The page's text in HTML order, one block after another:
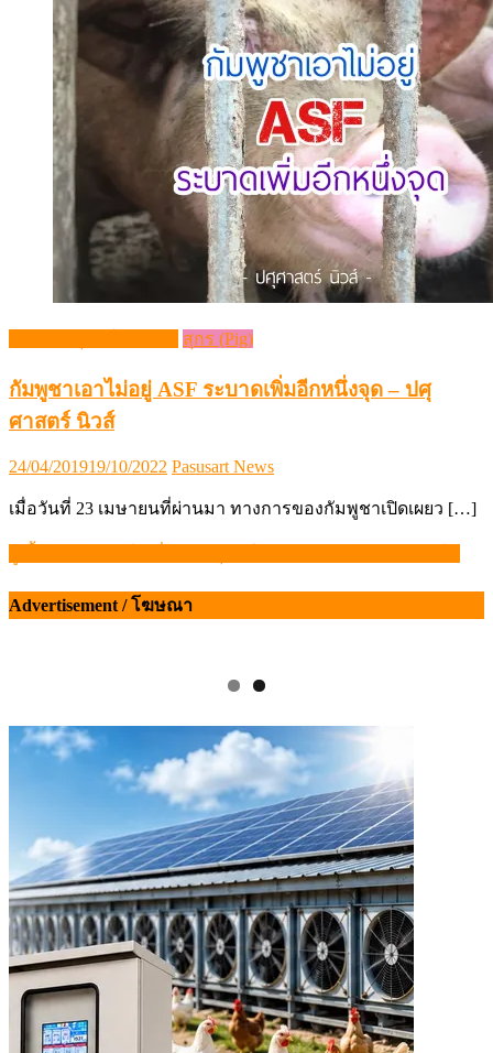
สุกร (Pig)
กัมพูชาเอาไม่อยู่ ASF ระบาดเพิ่มอีกหนึ่งจุด – ปศุ
ศาสตร์ นิวส์
Posted
24/04/201919/10/2022 Author
Pasusart News
เมื่อวันที่ 23 เมษายนที่ผ่านมา ทางการของกัมพูชาเปิดเผยว […]
แนะแนว
เรื่อง
Advertisement / โฆษณา